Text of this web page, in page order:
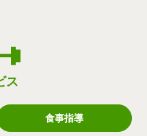
ス
食事指導